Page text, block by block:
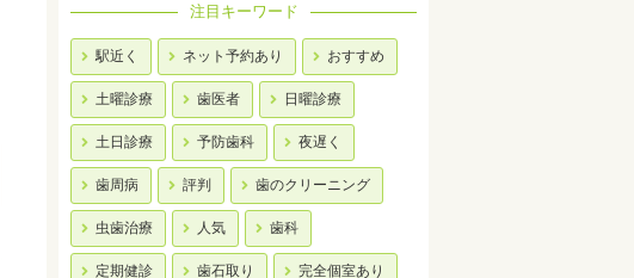
注目キーワード
駅近く ネット予約あり おすすめ
土曜診療 歯医者 日曜診療
土日診療 予防歯科 夜遅く
歯周病 評判 歯のクリーニング
虫歯治療 人気 歯科
定期健診 歯石取り 完全個室あり